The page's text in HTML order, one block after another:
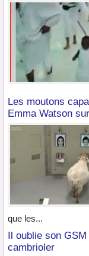
Les moutons
Emma Watson
que les...
Il oublie son
cambrioler